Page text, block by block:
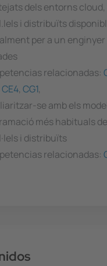
dels entorns
i distribuïts
per a un
relacionadas:
CE4, CG1,
se amb els
més habituals
i distribuïts
relacionadas: